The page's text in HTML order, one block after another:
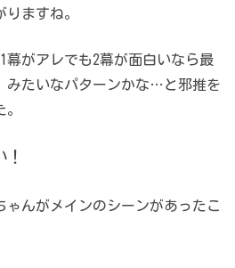
ますね。
幕がアレでも2幕が面白いなら最
みたいなパターンかな…と邪推を
ゃんがメインのシーンがあったこ